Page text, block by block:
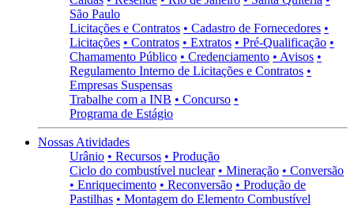
São Paulo
Licitações e Contratos • Cadastro de Fornecedores •
Licitações • Contratos • Extratos • Pré-Qualificação •
Chamamento Público • Credenciamento • Avisos •
Regulamento Interno de Licitações e Contratos •
Empresas Suspensas
Trabalhe com a INB • Concurso •
Programa de Estágio
Nossas Atividades
Urânio • Recursos • Produção
Ciclo do combustível nuclear • Mineração • Conversão
• Enriquecimento • Reconversão • Produção de
Pastilhas • Montagem do Elemento Combustível